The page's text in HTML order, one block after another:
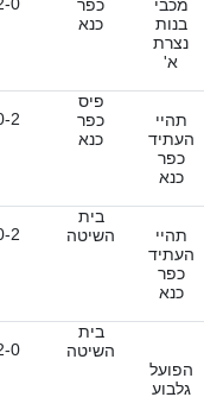
מכבי
בנות
נצרת
א'
כפר
כנא
תהיי
העתיד
כפר
כנא
פיס
כפר
כנא
2
תהיי
העתיד
כפר
כנא
בית
השיטה
2
הפועל
גלבוע
בית
השיטה
0